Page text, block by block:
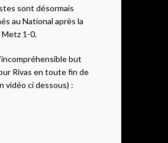
sont désormais
au National après la
1-0.
but
Rivas en toute fin de
vidéo ci dessous) :